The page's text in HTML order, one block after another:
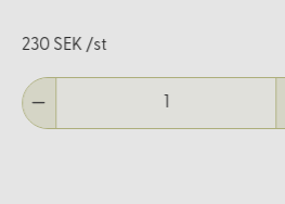
230 SEK /st